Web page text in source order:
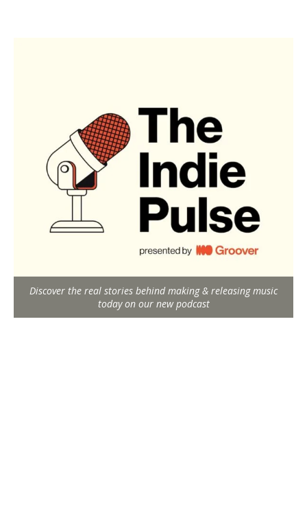
Discover the real stories behind making & releasing music
today on our new podcast